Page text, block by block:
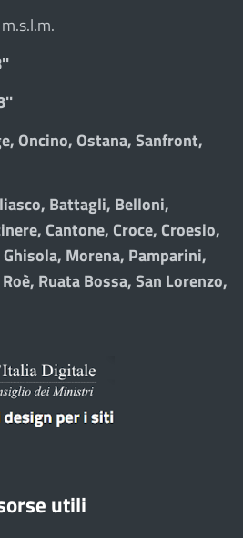
m.s.l.m.
Oncino, Ostana, Sanfront,
Battagli, Belloni,
Cantone, Croce, Croesio,
Morena, Pamparini,
Ruata Bossa, San Lorenzo,
utili